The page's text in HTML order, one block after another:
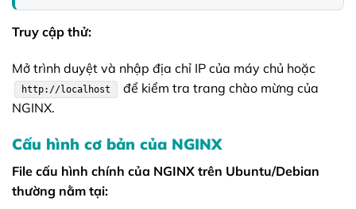
Truy cập thử:
Mở trình duyệt và nhập địa chỉ IP của máy chủ hoặc
http://localhost
để kiểm tra trang chào mừng của
NGINX.
Cấu hình cơ bản của NGINX
File cấu hình chính của NGINX trên Ubuntu/Debian
thường nằm tại: